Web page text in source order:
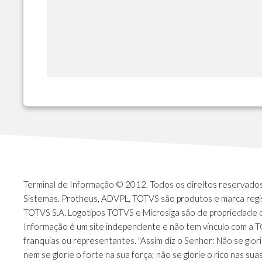
Terminal de Informação © 2012. Todos os direitos
Sistemas. Protheus, ADVPL, TOTVS são produtos e marca
TOTVS S.A. Logotipos TOTVS e Microsiga são de propriedade
Informação é um site independente e não tem vínculo com a
franquias ou representantes. "Assim diz o Senhor: Não se
nem se glorie o forte na sua força; não se glorie o rico nas